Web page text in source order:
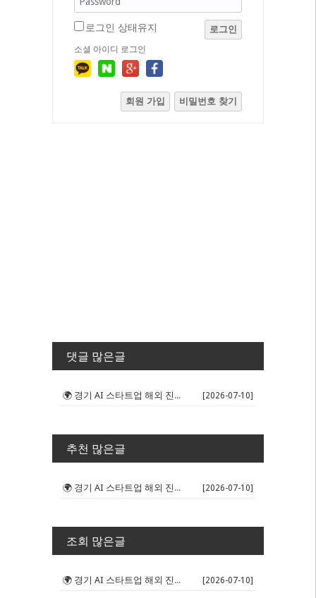
로그인 상태유지 로그인
소셜 아이디 로그인
회원 가입 비밀번호 찾기
댓글 많은글
🌍 경기 AI 스타트업 해외 진출 판... [2026-07-10]
추천 많은글
🌍 경기 AI 스타트업 해외 진출 판... [2026-07-10]
조회 많은글
🌍 경기 AI 스타트업 해외 진출 판... [2026-07-10]